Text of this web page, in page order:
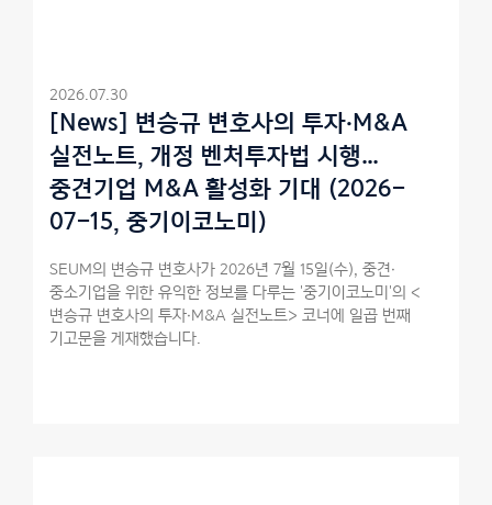
2026.07.30
[News] 변승규 변호사의 투자·M&A
실전노트, 개정 벤처투자법 시행…
중견기업 M&A 활성화 기대 (2026-
07-15, 중기이코노미)
SEUM의 변승규 변호사가 2026년 7월 15일(수), 중견·
중소기업을 위한 유익한 정보를 다루는 '중기이코노미'의 <
변승규 변호사의 투자·M&A 실전노트> 코너에 일곱 번째
기고문을 게재했습니다.